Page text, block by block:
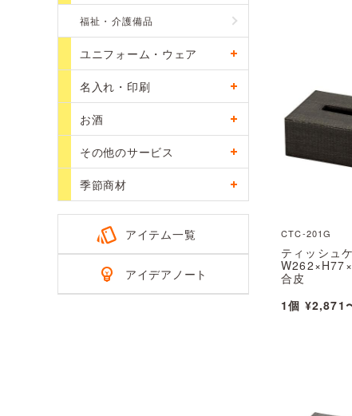
福祉・介護備品
ユニフォーム・ウェア
名入れ・印刷
お酒
その他のサービス
季節商材
アイテム一覧
アイデアノート
CTC-201G
ティッシュ
合皮
1個 ¥2,871